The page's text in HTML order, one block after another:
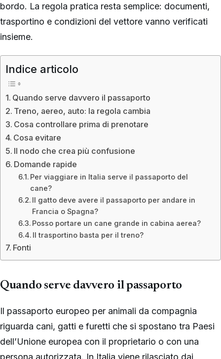
bordo. La regola pratica resta semplice: documenti,
trasportino e condizioni del vettore vanno verificati
insieme.
Indice articolo
Quando serve davvero il passaporto
Treno, aereo, auto: la regola cambia
Cosa controllare prima di prenotare
Cosa evitare
Il nodo che crea più confusione
Domande rapide
Per viaggiare in Italia serve il passaporto del
cane?
Il gatto deve avere il passaporto per andare in
Francia o Spagna?
Posso portare un cane grande in cabina aerea?
Il trasportino basta per il treno?
Fonti
Quando serve davvero il passaporto
Il passaporto europeo per animali da compagnia
riguarda cani, gatti e furetti che si spostano tra Paesi
dell’Unione europea con il proprietario o con una
persona autorizzata. In Italia viene rilasciato dai